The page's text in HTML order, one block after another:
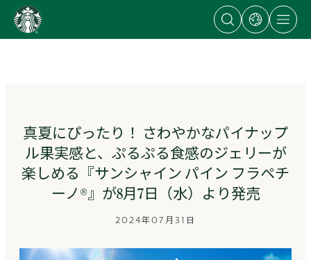
content
Go
ク
ス
ト
homepage
Open
search
dialog
Open
dialog
with
links
Open
site
navigation
真夏にぴったり！ さわやかなパイナップ
ル果実感と、ぷるぷる食感のジェリーが
楽しめる『サンシャイン パイン フラペチ
ーノ®』が8月7日（水）より発売
2024年07月31日